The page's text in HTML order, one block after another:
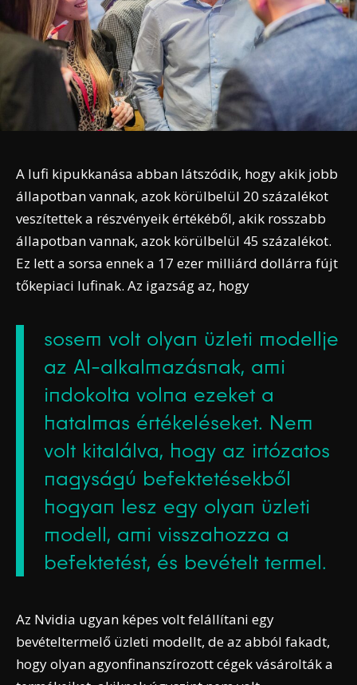
A lufi kipukkanása abban látszódik, hogy akik jobb
állapotban vannak, azok körülbelül 20 százalékot
veszítettek a részvényeik értékéből, akik rosszabb
állapotban vannak, azok körülbelül 45 százalékot.
Ez lett a sorsa ennek a 17 ezer milliárd dollárra fújt
tőkepiaci lufinak. Az igazság az, hogy
sosem volt olyan üzleti modellje
az AI-alkalmazásnak, ami
indokolta volna ezeket a
hatalmas értékeléseket. Nem
volt kitalálva, hogy az irtózatos
nagyságú befektetésekből
hogyan lesz egy olyan üzleti
modell, ami visszahozza a
befektetést, és bevételt termel.
Az Nvidia ugyan képes volt felállítani egy
bevételtermelő üzleti modellt, de az abból fakadt,
hogy olyan agyonfinanszírozott cégek vásárolták a